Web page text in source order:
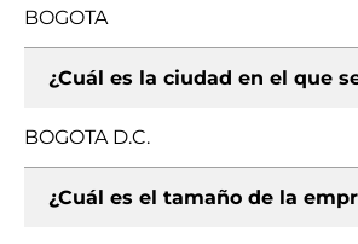
BOGOTA
¿Cuál es la ciudad en el que
BOGOTA D.C.
¿Cuál es el tamaño de la